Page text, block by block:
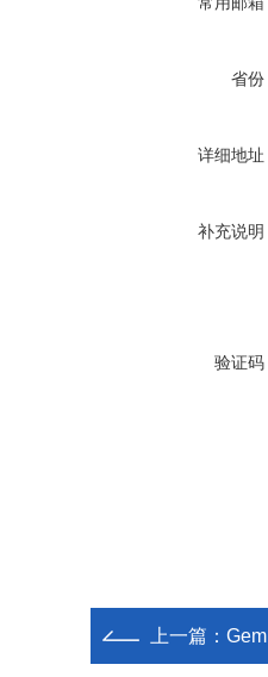
省份
详细地址
补充说明
验证码
上一篇：